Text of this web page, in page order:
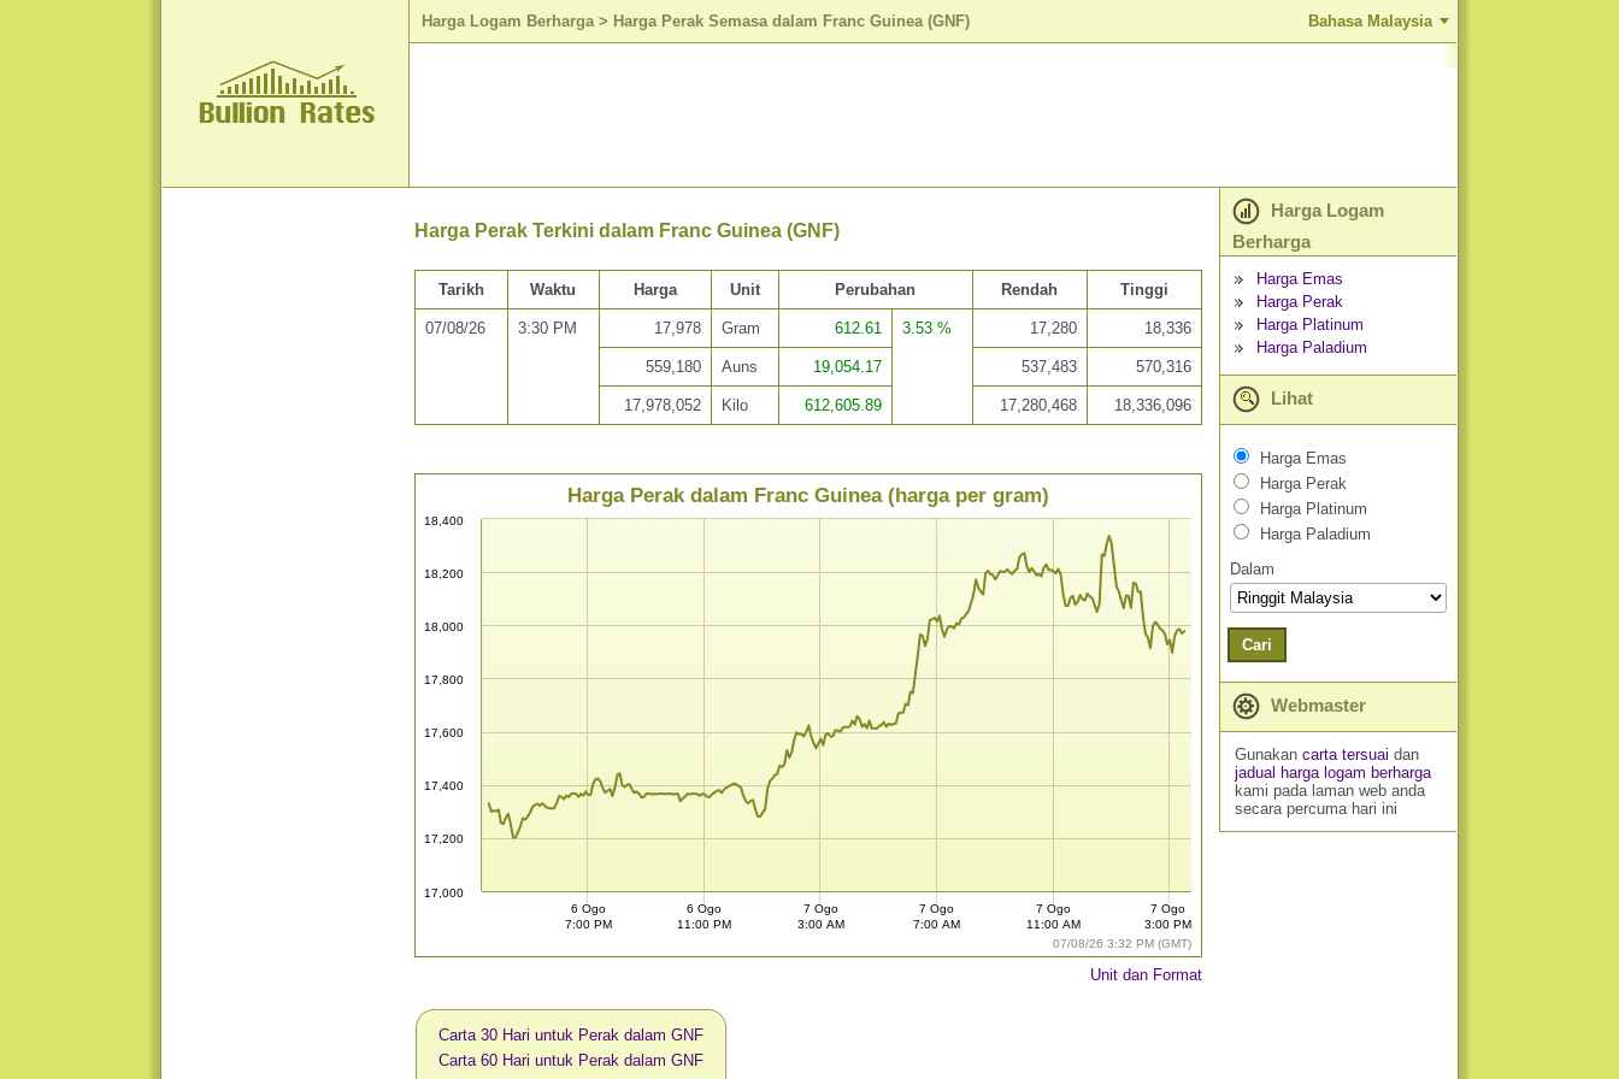
Harga Logam Berharga > Harga Perak Semasa dalam Franc Guinea (GNF) Bahasa Malaysia
Harga Perak Terkini dalam Franc Guinea (GNF)
Tarikh Waktu Harga Unit Perubahan Rendah Tinggi
07/08/26 3:30 PM 17,978 Gram 612.61 3.53 % 17,280 18,336
559,180 Auns 19,054.17 537,483 570,316
17,978,052 Kilo 612,605.89 17,280,468 18,336,096
07/08/26 3:32 PM (GMT)
Harga Perak dalam Franc Guinea (harga per gram)
17,000
17,200
17,400
17,600
17,800
18,000
18,200
18,400
6 Ogo
7:00 PM
6 Ogo
11:00 PM
7 Ogo
3:00 AM
7 Ogo
7:00 AM
7 Ogo
11:00 AM
7 Ogo
3:00 PM
Unit dan Format
Carta 30 Hari untuk Perak dalam GNF
Carta 60 Hari untuk Perak dalam GNF
Harga Logam
Berharga
Harga Emas
Harga Perak
Harga Platinum
Harga Paladium
Lihat
Harga Emas
Harga Perak
Harga Platinum
Harga Paladium
Dalam
Cari
Webmaster
Gunakan carta tersuai dan
jadual harga logam berharga
kami pada laman web anda
secara percuma hari ini